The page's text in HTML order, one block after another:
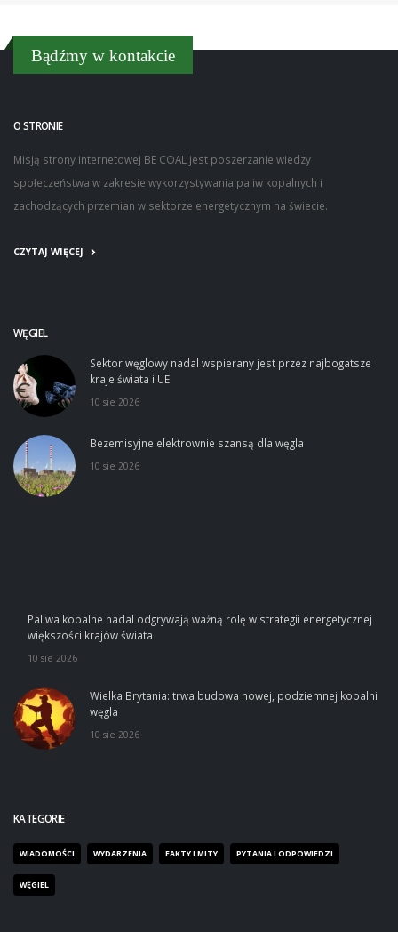
Bądźmy w kontakcie
O STRONIE
Misją strony internetowej BE COAL jest poszerzanie wiedzy
społeczeństwa w zakresie wykorzystywania paliw kopalnych i
zachodzących przemian w sektorze energetycznym na świecie.
CZYTAJ WIĘCEJ
WĘGIEL
Sektor węglowy nadal wspierany jest przez najbogatsze
kraje świata i UE
10 sie 2026
Bezemisyjne elektrownie szansą dla węgla
10 sie 2026
Paliwa kopalne nadal odgrywają ważną rolę w strategii energetycznej
większości krajów świata
10 sie 2026
Wielka Brytania: trwa budowa nowej, podziemnej kopalni
węgla
10 sie 2026
KATEGORIE
WIADOMOŚCI WYDARZENIA FAKTY I MITY PYTANIA I ODPOWIEDZI
WĘGIEL